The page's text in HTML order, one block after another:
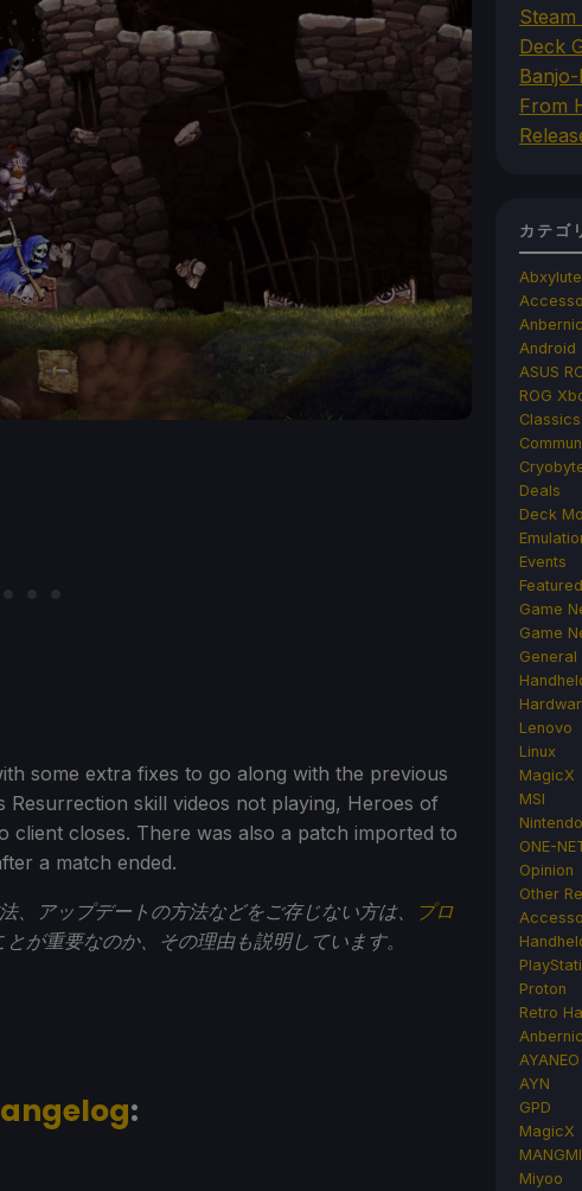
some extra fixes to go along with the previous
skill videos not playing, Heroes of
closes. There was also a patch imported to
a match ended.
、アップデートの方法などをご存じない方は、
プロ
が重要なのか、その理由も説明しています。
:
Deck
From
カテゴ
Abxylute
Anbernic
Android
ASUS
ROG
Deals
Deck
Events
Game
Game
General
Lenovo
Linux
MagicX
MSI
Nintendo
ONE-
Opinion
Other
Proton
Retro
Anbernic
AYANEO
AYN
GPD
MagicX
MANGMI
Miyoo